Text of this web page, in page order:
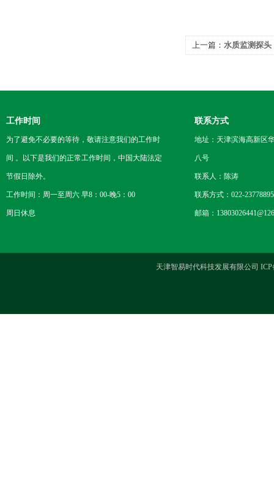
上一篇： 水质监测探头
工作时间
为了避免不必要的等待，敬请注意我们的工作时
间 。以下是我们的正常工作时间，中国大陆法定
节假日除外。
工作时间：周一至周六 早8：00-晚5：00
周日休息
联系方式
地址：天津滨海高新区
八号
联系人：陈涛
联系方式：022-23778895
邮箱：
天津智易时代科技发展有限公司 ICP